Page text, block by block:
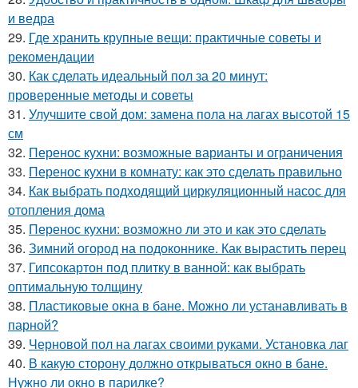
и ведра
29. Где хранить крупные вещи: практичные советы и
рекомендации
30. Как сделать идеальный пол за 20 минут:
проверенные методы и советы
31. Улучшите свой дом: замена пола на лагах высотой 15
см
32. Перенос кухни: возможные варианты и ограничения
33. Перенос кухни в комнату: как это сделать правильно
34. Как выбрать подходящий циркуляционный насос для
отопления дома
35. Перенос кухни: возможно ли это и как это сделать
36. Зимний огород на подоконнике. Как вырастить перец
37. Гипсокартон под плитку в ванной: как выбрать
оптимальную толщину
38. Пластиковые окна в бане. Можно ли устанавливать в
парной?
39. Черновой пол на лагах своими руками. Установка лаг
40. В какую сторону должно открываться окно в бане.
Нужно ли окно в парилке?